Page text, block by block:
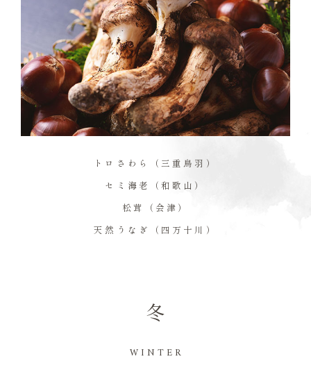
トロさわら（三重鳥羽）
セミ海老（和歌山）
松茸（会津）
天然うなぎ（四万十川）
冬
WINTER